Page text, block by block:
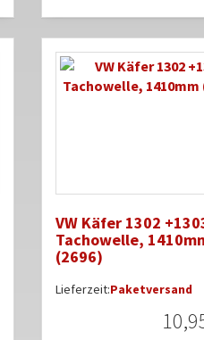
VW Käfer 1302
Tachowelle,
(2696)
Lieferzeit:Paketversand